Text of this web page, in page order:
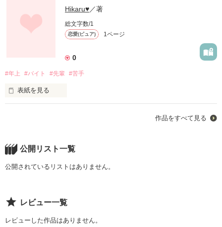
Hikaru♥／著
総文字数/1
恋愛(ピュア) 1ページ
0
#年上 #バイト #先輩 #苦手
表紙を見る
作品をすべて見る
公開リスト一覧
公開されているリストはありません。
レビュー一覧
レビューした作品はありません。